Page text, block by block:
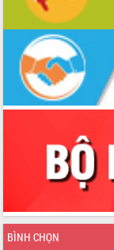
BÌNH CHỌN